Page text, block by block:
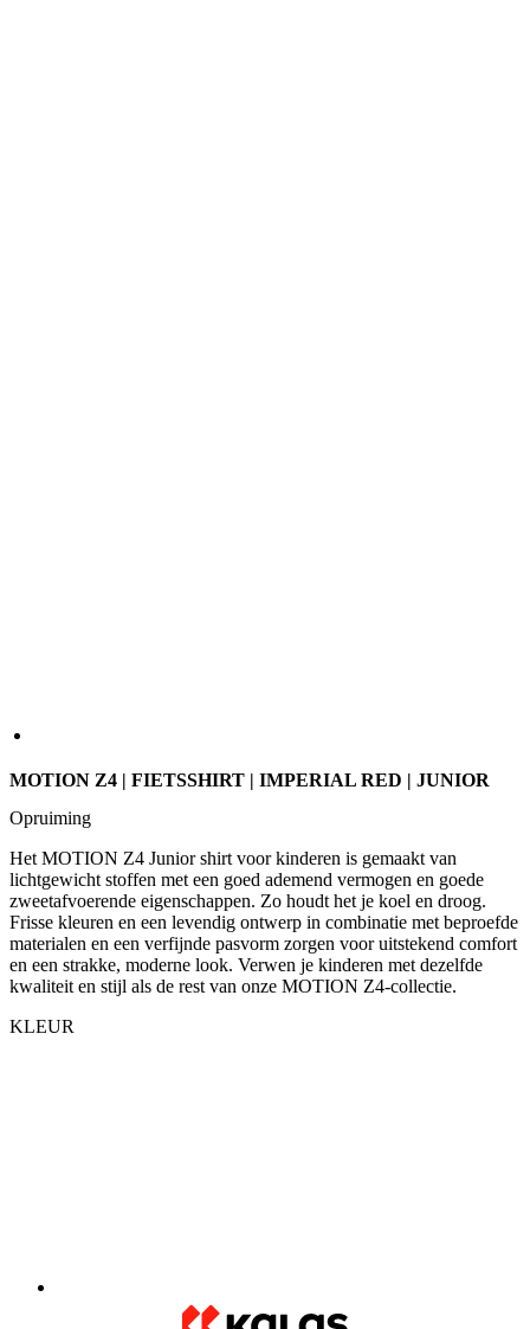
lichtgewicht stoffen met een goed ademend vermogen en goede
Frisse kleuren en een levendig ontwerp in combinatie met beproefde
en een strakke, moderne look. Verwen je kinderen met dezelfde
kwaliteit en stijl als de rest van onze MOTION Z4-collectie.
KLEUR